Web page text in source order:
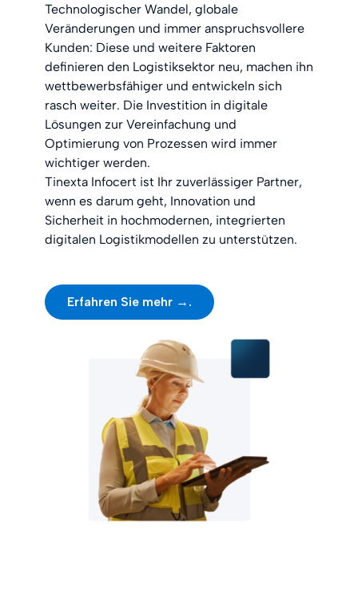
Technologischer Wandel, globale
Veränderungen und immer anspruchsvollere
Kunden: Diese und weitere Faktoren
definieren den Logistiksektor neu, machen ihn
wettbewerbsfähiger und entwickeln sich
rasch weiter. Die Investition in digitale
Lösungen zur Vereinfachung und
Optimierung von Prozessen wird immer
wichtiger werden.
Tinexta Infocert ist Ihr zuverlässiger Partner,
wenn es darum geht, Innovation und
Sicherheit in hochmodernen, integrierten
digitalen Logistikmodellen zu unterstützen.
Erfahren Sie mehr →.